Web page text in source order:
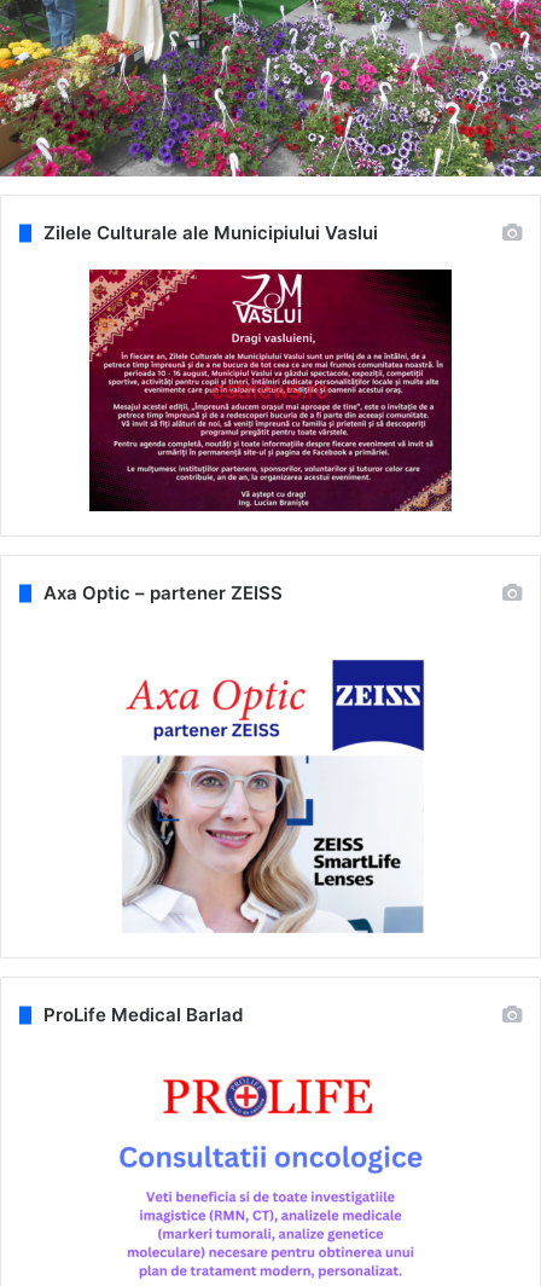
Zilele Culturale ale Municipiului Vaslui
Axa Optic – partener ZEISS
ProLife Medical Barlad